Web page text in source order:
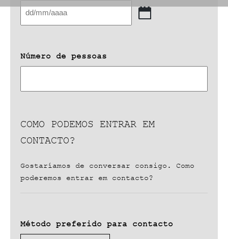
DD
barra
AAAA
Número de pessoas
COMO PODEMOS ENTRAR EM
CONTACTO?
Gostaríamos de conversar consigo. Como
poderemos entrar em contacto?
Método preferido para contacto